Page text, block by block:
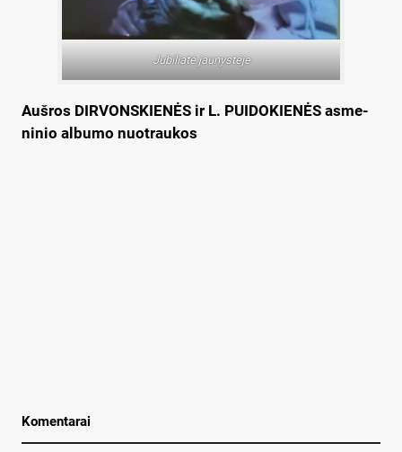
Ju­bi­lia­tė jau­nys­tė­je
Aušros DIRVONSKIENĖS ir L. PUIDOKIENĖS as­me­
ni­nio al­bu­mo nuo­traukos
Komentarai